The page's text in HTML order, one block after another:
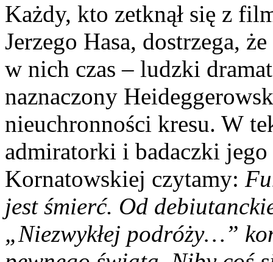
Każdy, kto zetknął się z
Jerzego Hasa, dostrzega,
w nich czas – ludzki
naznaczony
nieuchronności kresu. W
admiratorki i badaczki
Kornatowskiej czytamy:
jest śmierć. Od
„Niezwykłej podróży…”